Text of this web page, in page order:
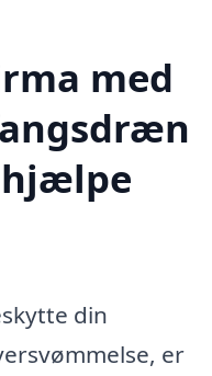
med
hjælpe
din
er